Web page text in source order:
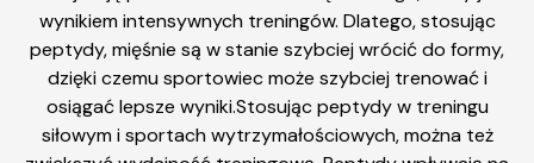
wynikiem intensywnych treningów. Dlatego, stosując
peptydy, mięśnie są w stanie szybciej wrócić do formy,
dzięki czemu sportowiec może szybciej trenować i
osiągać lepsze wyniki.Stosując peptydy w treningu
siłowym i sportach wytrzymałościowych, można też